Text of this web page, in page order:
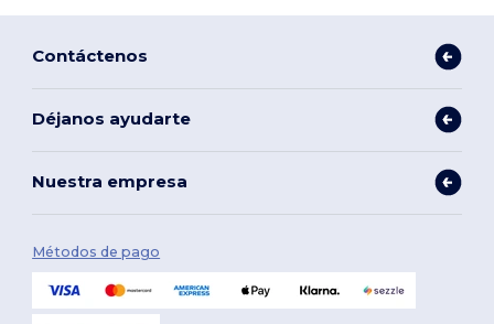
Contáctenos
Déjanos ayudarte
Nuestra empresa
Métodos de pago